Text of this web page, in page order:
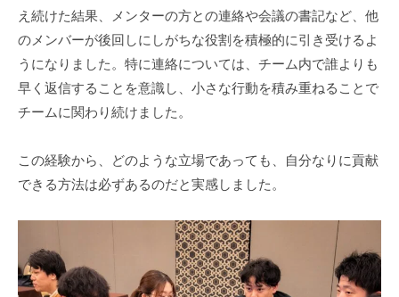
え続けた結果、メンターの方との連絡や会議の書記など、他
のメンバーが後回しにしがちな役割を積極的に引き受けるよ
うになりました。特に連絡については、チーム内で誰よりも
早く返信することを意識し、小さな行動を積み重ねることで
チームに関わり続けました。
この経験から、どのような立場であっても、自分なりに貢献
できる方法は必ずあるのだと実感しました。